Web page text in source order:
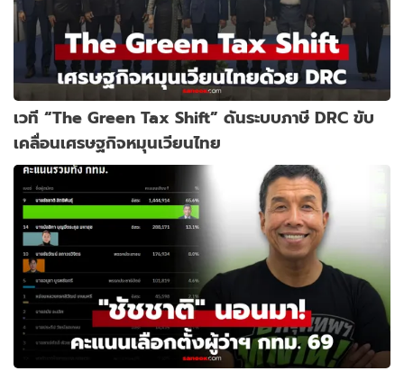
เวที “The Green Tax Shift” ดันระบบภาษี DRC ขับ
เคลื่อนเศรษฐกิจหมุนเวียนไทย